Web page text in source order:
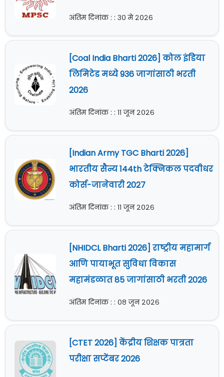
अंतिम दिनांक : : ३० मे २०२६
[Coal India Bharti 2026] कोल इंडिया
लिमिटेड मध्ये 936 जागांसाठी भरती
2026
अंतिम दिनांक : : ११ जून २०२६
[Indian Army TGC Bharti 2026]
भारतीय सैन्य 144th टेक्निकल पदवीधर
कोर्स-जानेवारी 2027
अंतिम दिनांक : : ११ जून २०२६
[NHIDCL Bharti 2026] राष्ट्रीय महामार्ग
आणि पायाभूत सुविधा विकास
महामंडळात 85 जागांसाठी भरती 2026
अंतिम दिनांक : : ०८ जून २०२६
[CTET 2026] केंद्रीय शिक्षक पात्रता
परीक्षा सप्टेंबर 2026